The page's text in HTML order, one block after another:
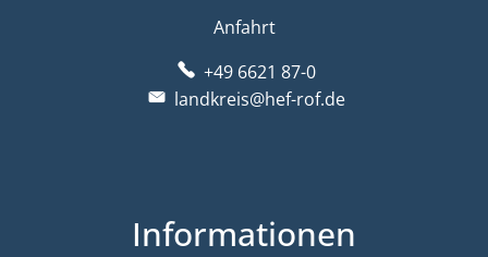
Anfahrt
+49 6621 87-0
landkreis@hef-rof.de
Informationen